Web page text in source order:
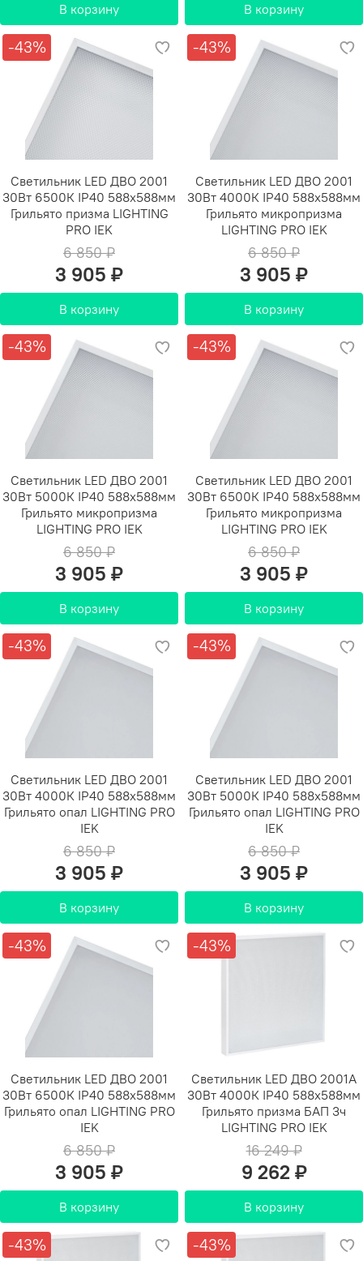
В корзину В корзину
-43%
Светильник LED ДВО 2001
30Вт 6500К IP40 588х588мм
Грильято призма LIGHTING
PRO IEK
6 850 ₽
3 905 ₽
В корзину
-43%
Светильник LED ДВО 2001
30Вт 4000К IP40 588х588мм
Грильято микропризма
LIGHTING PRO IEK
6 850 ₽
3 905 ₽
В корзину
-43%
Светильник LED ДВО 2001
30Вт 5000К IP40 588х588мм
Грильято микропризма
LIGHTING PRO IEK
6 850 ₽
3 905 ₽
В корзину
-43%
Светильник LED ДВО 2001
30Вт 6500К IP40 588х588мм
Грильято микропризма
LIGHTING PRO IEK
6 850 ₽
3 905 ₽
В корзину
-43%
Светильник LED ДВО 2001
30Вт 4000К IP40 588х588мм
Грильято опал LIGHTING PRO
IEK
6 850 ₽
3 905 ₽
В корзину
-43%
Светильник LED ДВО 2001
30Вт 5000К IP40 588х588мм
Грильято опал LIGHTING PRO
IEK
6 850 ₽
3 905 ₽
В корзину
-43%
Светильник LED ДВО 2001
30Вт 6500К IP40 588х588мм
Грильято опал LIGHTING PRO
IEK
6 850 ₽
3 905 ₽
В корзину
-43%
Светильник LED ДВО 2001A
30Вт 4000К IP40 588х588мм
Грильято призма БАП 3ч
LIGHTING PRO IEK
16 249 ₽
9 262 ₽
В корзину
-43% -43%